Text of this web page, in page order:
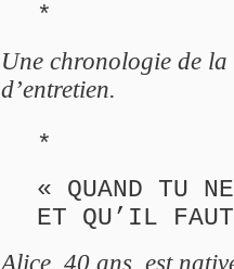
*
Une chronologie de
d’entretien.
*
« QUAND TU
ET QU’IL
Alice, 40 ans, est